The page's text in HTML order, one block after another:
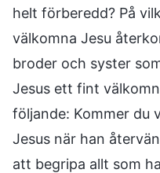
helt förberedd? På
välkomna Jesu
broder och syster
Jesus ett fint
följande: Kommer du
Jesus när han
att begripa allt som